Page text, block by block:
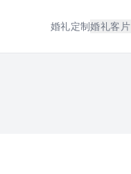
婚礼定制婚礼客片